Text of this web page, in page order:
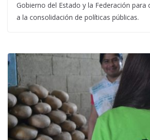
Gobierno del Estado y la Federación para
a la consolidación de políticas públicas.